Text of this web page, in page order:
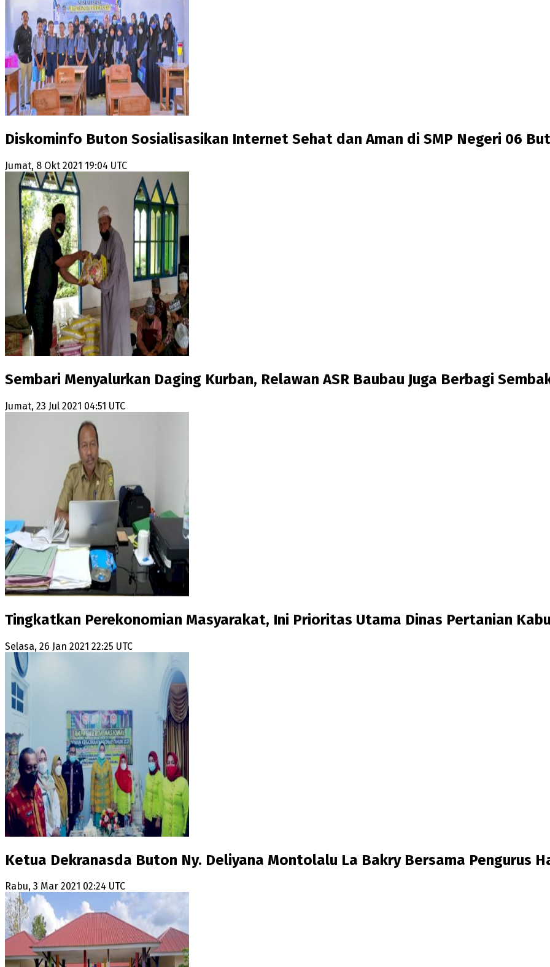
Diskominfo Buton Sosialisasikan Internet Sehat dan Aman di SMP Negeri 06
Jumat, 8 Okt 2021 19:04 UTC
Sembari Menyalurkan Daging Kurban, Relawan ASR Baubau Juga Berbagi
Jumat, 23 Jul 2021 04:51 UTC
Tingkatkan Perekonomian Masyarakat, Ini Prioritas Utama Dinas Pertanian
Selasa, 26 Jan 2021 22:25 UTC
Ketua Dekranasda Buton Ny. Deliyana Montolalu La Bakry Bersama Pengurus
Rabu, 3 Mar 2021 02:24 UTC